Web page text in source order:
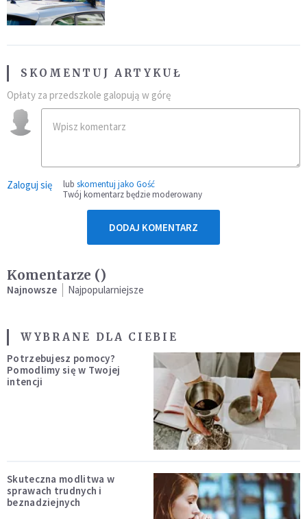
SKOMENTUJ ARTYKUŁ
Opłaty za przedszkole galopują w górę
Zaloguj się lub skomentuj jako Gość
Twój komentarz będzie moderowany
DODAJ KOMENTARZ
Komentarze ()
Najnowsze Najpopularniejsze
WYBRANE DLA CIEBIE
Potrzebujesz pomocy?
Pomodlimy się w Twojej
intencji
Skuteczna modlitwa w
sprawach trudnych i
beznadziejnych